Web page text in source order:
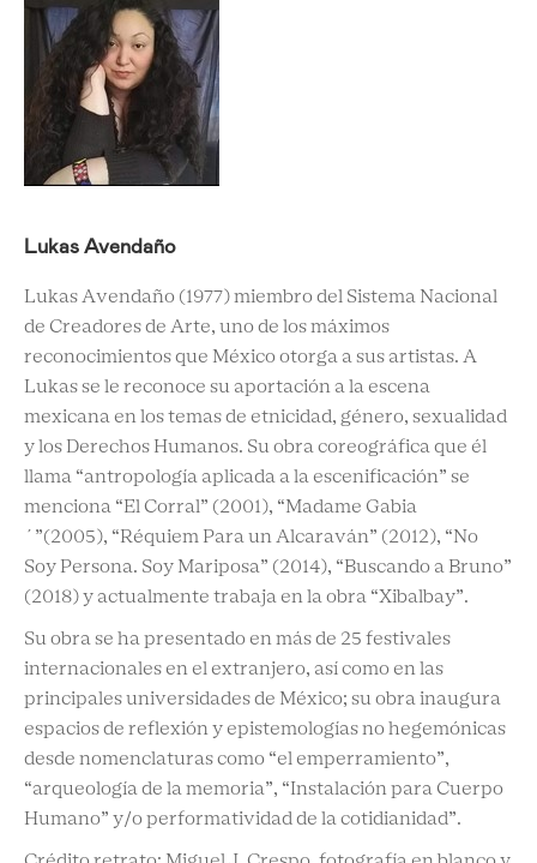
Lukas Avendaño
Lukas Avendaño (1977) miembro del Sistema Nacional
de Creadores de Arte, uno de los máximos
reconocimientos que México otorga a sus artistas. A
Lukas se le reconoce su aportación a la escena
mexicana en los temas de etnicidad, género, sexualidad
y los Derechos Humanos. Su obra coreográfica que él
llama “antropología aplicada a la escenificación” se
menciona “El Corral” (2001), “Madame Gabia
´”(2005), “Réquiem Para un Alcaraván” (2012), “No
Soy Persona. Soy Mariposa” (2014), “Buscando a Bruno”
(2018) y actualmente trabaja en la obra “Xibalbay”.
Su obra se ha presentado en más de 25 festivales
internacionales en el extranjero, así como en las
principales universidades de México; su obra inaugura
espacios de reflexión y epistemologías no hegemónicas
desde nomenclaturas como “el emperramiento”,
“arqueología de la memoria”, “Instalación para Cuerpo
Humano” y/o performatividad de la cotidianidad”.